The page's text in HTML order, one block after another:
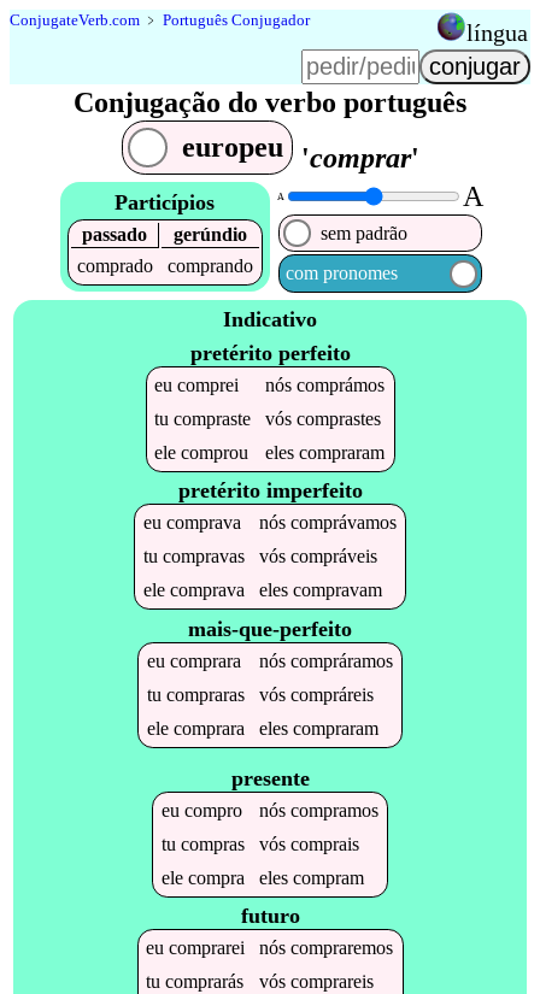
ConjugateVerb.com ﹥ Português Conjugador língua
Conjugação do verbo português
europeu
'comprar'
Particípios
passado
gerúndio
comprado
comprando
A A
sem padrão
com pronomes
Indicativo
pretérito perfeito
eucomprei nóscomprámos
tucompraste vóscomprastes
elecomprou elescompraram
pretérito imperfeito
eu comprava nós comprávamos
tu compravas vós compráveis
ele comprava eles compravam
mais-que-perfeito
eu comprara nós compráramos
tu compraras vós compráreis
ele comprara eles compraram
presente
eu compro nós compramos
tu compras vós comprais
ele compra eles compram
futuro
eucomprarei nóscompraremos
tucomprarás vóscomprareis